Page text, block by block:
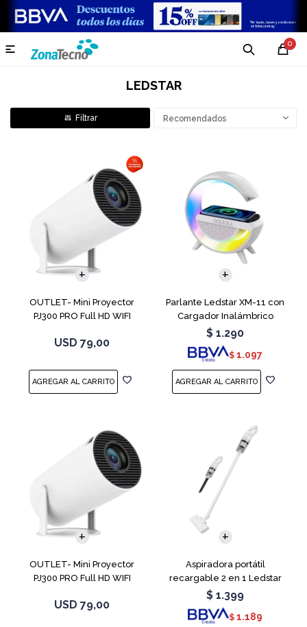
0

LEDSTAR
Recomendados
OUTLET- Mini Proyector
PJ300 PRO Full HD WIFI
USD 79,00
Parlante Ledstar XM-11 con
Cargador Inalámbrico
$ 1.290
$ 1.097
OUTLET- Mini Proyector
PJ300 PRO Full HD WIFI
USD 79,00
Aspiradora portátil
recargable 2 en 1 Ledstar
SR-133
$ 1.399
$ 1.189